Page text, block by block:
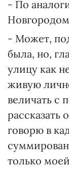
- По
- Может,
была, но,
улицу как
живую
величать с
рассказать
говорю в
только